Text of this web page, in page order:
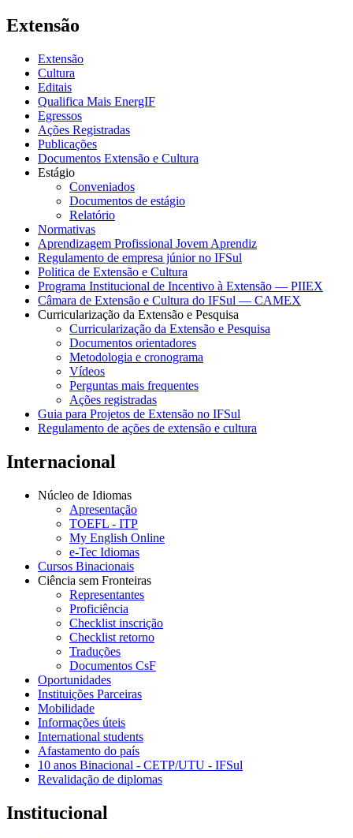
Extensão
Extensão
Cultura
Editais
Qualifica Mais EnergIF
Egressos
Ações Registradas
Publicações
Documentos Extensão e Cultura
Estágio
Conveniados
Documentos de estágio
Relatório
Normativas
Aprendizagem Profissional Jovem Aprendiz
Regulamento de empresa júnior no IFSul
Politica de Extensão e Cultura
Programa Institucional de Incentivo à Extensão — PIIEX
Câmara de Extensão e Cultura do IFSul — CAMEX
Curricularização da Extensão e Pesquisa
Curricularização da Extensão e Pesquisa
Documentos orientadores
Metodologia e cronograma
Vídeos
Perguntas mais frequentes
Ações registradas
Guia para Projetos de Extensão no IFSul
Regulamento de ações de extensão e cultura
Internacional
Núcleo de Idiomas
Apresentação
TOEFL - ITP
My English Online
e-Tec Idiomas
Cursos Binacionais
Ciência sem Fronteiras
Representantes
Proficiência
Checklist inscrição
Checklist retorno
Traduções
Documentos CsF
Oportunidades
Instituições Parceiras
Mobilidade
Informações úteis
International students
Afastamento do país
10 anos Binacional - CETP/UTU - IFSul
Revalidação de diplomas
Institucional